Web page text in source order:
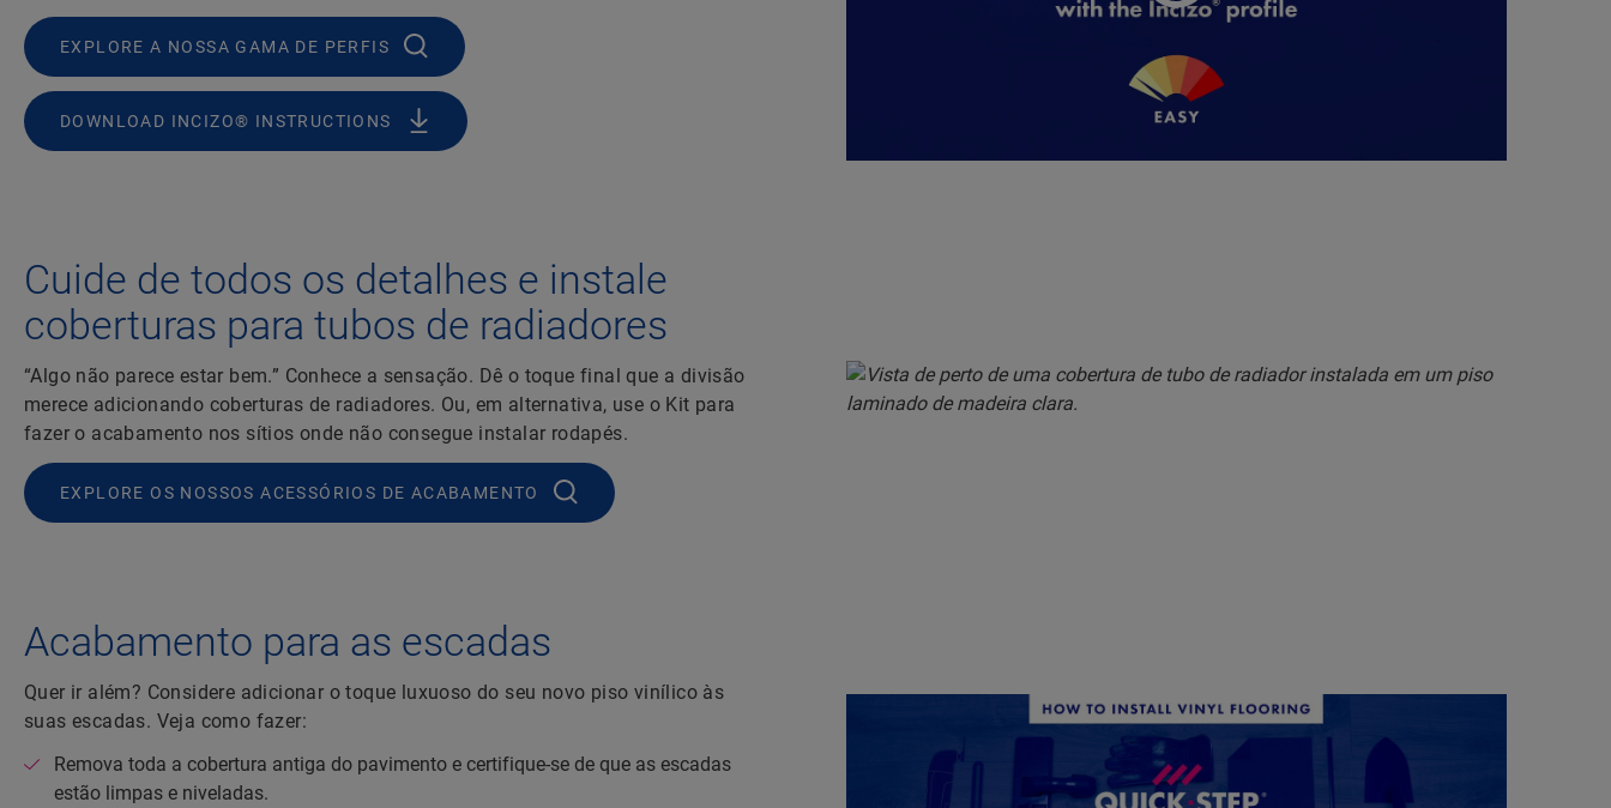
EXPLORE A NOSSA GAMA DE PERFIS
DOWNLOAD INCIZO® INSTRUCTIONS
Cuide de todos os detalhes e instale
coberturas para tubos de radiadores
“Algo não parece estar bem.” Conhece a sensação. Dê o toque final que a divisão
merece adicionando coberturas de radiadores. Ou, em alternativa, use o Kit para
fazer o acabamento nos sítios onde não consegue instalar rodapés.
EXPLORE OS NOSSOS ACESSÓRIOS DE ACABAMENTO
Acabamento para as escadas
Quer ir além? Considere adicionar o toque luxuoso do seu novo piso vinílico às
suas escadas. Veja como fazer:
Remova toda a cobertura antiga do pavimento e certifique-se de que as escadas
estão limpas e niveladas.